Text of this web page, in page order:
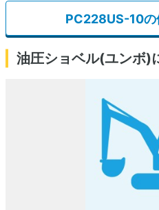
PC228US-10の
油圧ショベル(ユンボ)